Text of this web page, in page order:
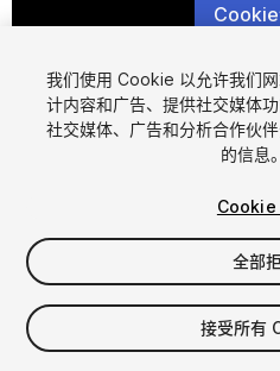
1/7
$4.99
增值税将在结算时计算
我们使用 Cookie 以允许我们
计内容和广告、提供社交媒体
社交媒体、广告和分析合作伙
的信息。
Cookie
全部
接受所有